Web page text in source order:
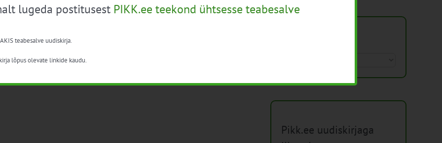
Pikk.ee uudiskirjaga
lugeda postitusest PIKK.ee teekond ühtsesse teabesalve
teabesalve uudiskirja.
lõpus olevate linkide kaudu.